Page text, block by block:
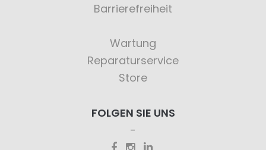
Barrierefreiheit
Wartung
Reparaturservice
Store
FOLGEN SIE UNS